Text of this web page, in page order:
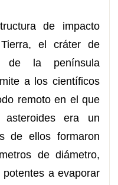
de impacto
el cráter de
de la península
a los científicos
remoto en el que
era un
de ellos formaron
de diámetro,
potentes a evaporar